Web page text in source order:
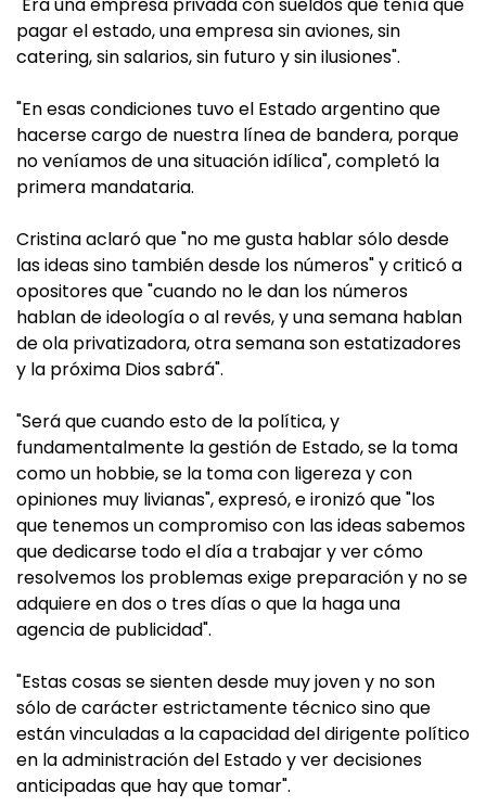
pagar el estado, una empresa sin aviones, sin
catering, sin salarios, sin futuro y sin ilusiones".
"En esas condiciones tuvo el Estado argentino que
hacerse cargo de nuestra línea de bandera, porque
no veníamos de una situación idílica", completó la
primera mandataria.
Cristina aclaró que "no me gusta hablar sólo desde
las ideas sino también desde los números" y criticó a
opositores que "cuando no le dan los números
hablan de ideología o al revés, y una semana hablan
de ola privatizadora, otra semana son estatizadores
y la próxima Dios sabrá".
"Será que cuando esto de la política, y
fundamentalmente la gestión de Estado, se la toma
como un hobbie, se la toma con ligereza y con
opiniones muy livianas", expresó, e ironizó que "los
que tenemos un compromiso con las ideas sabemos
que dedicarse todo el día a trabajar y ver cómo
resolvemos los problemas exige preparación y no se
adquiere en dos o tres días o que la haga una
agencia de publicidad".
"Estas cosas se sienten desde muy joven y no son
sólo de carácter estrictamente técnico sino que
están vinculadas a la capacidad del dirigente político
en la administración del Estado y ver decisiones
anticipadas que hay que tomar".